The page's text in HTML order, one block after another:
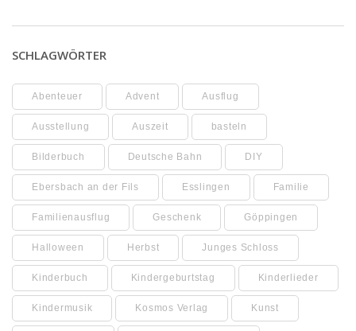
SCHLAGWÖRTER
Abenteuer Advent Ausflug
Ausstellung Auszeit basteln
Bilderbuch Deutsche Bahn DIY
Ebersbach an der Fils Esslingen Familie
Familienausflug Geschenk Göppingen
Halloween Herbst Junges Schloss
Kinderbuch Kindergeburtstag Kinderlieder
Kindermusik Kosmos Verlag Kunst